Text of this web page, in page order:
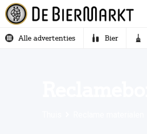
Alle advertenties Bier